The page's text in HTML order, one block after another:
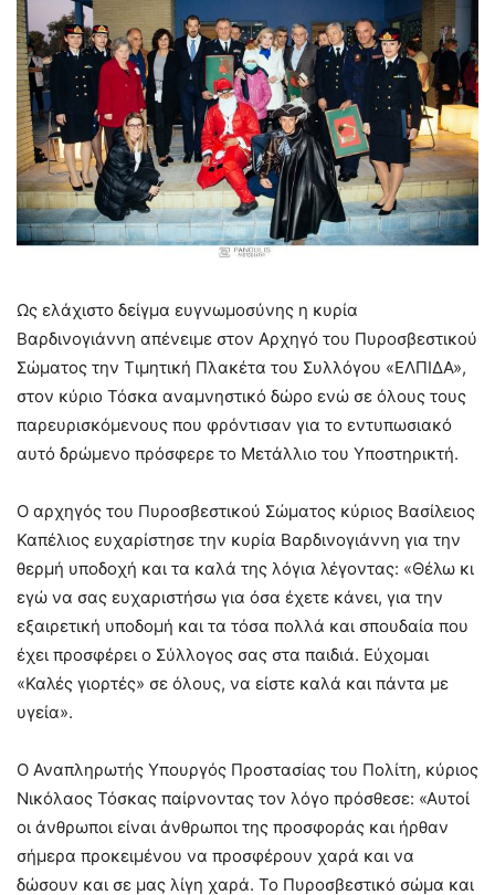
Ως ελάχιστο δείγμα ευγνωμοσύνης η κυρία
Βαρδινογιάννη απένειμε στον Αρχηγό του Πυροσβεστικού
Σώματος την Τιμητική Πλακέτα του Συλλόγου «ΕΛΠΙΔΑ»,
στον κύριο Τόσκα αναμνηστικό δώρο ενώ σε όλους τους
παρευρισκόμενους που φρόντισαν για το εντυπωσιακό
αυτό δρώμενο πρόσφερε το Μετάλλιο του Υποστηρικτή.
Ο αρχηγός του Πυροσβεστικού Σώματος κύριος Βασίλειος
Καπέλιος ευχαρίστησε την κυρία Βαρδινογιάννη για την
θερμή υποδοχή και τα καλά της λόγια λέγοντας: «Θέλω κι
εγώ να σας ευχαριστήσω για όσα έχετε κάνει, για την
εξαιρετική υποδομή και τα τόσα πολλά και σπουδαία που
έχει προσφέρει ο Σύλλογος σας στα παιδιά. Εύχομαι
«Καλές γιορτές» σε όλους, να είστε καλά και πάντα με
υγεία».
Ο Αναπληρωτής Υπουργός Προστασίας του Πολίτη, κύριος
Νικόλαος Τόσκας παίρνοντας τον λόγο πρόσθεσε: «Αυτοί
οι άνθρωποι είναι άνθρωποι της προσφοράς και ήρθαν
σήμερα προκειμένου να προσφέρουν χαρά και να
δώσουν και σε μας λίγη χαρά. Το Πυροσβεστικό σώμα και